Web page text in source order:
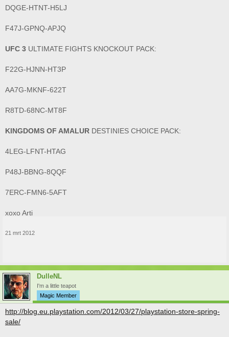
DQGE-HTNT-H5LJ
F47J-GPNQ-APJQ
UFC 3 ULTIMATE FIGHTS KNOCKOUT PACK:
F22G-HJNN-HT3P
AA7G-MKNF-622T
R8TD-68NC-MT8F
KINGDOMS OF AMALUR DESTINIES CHOICE PACK:
4LEG-LFNT-HTAG
P48J-BBNG-8QQF
7ERC-FMN6-5AFT
xoxo Arti
21 mrt 2012
DulleNL
I'm a little teapot
Magic Member
http://blog.eu.playstation.com/2012/03/27/playstation-store-spring-
sale/